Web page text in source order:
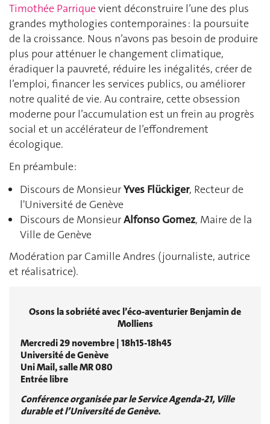
Timothée Parriquevient déconstruire l’une des plus
grandes mythologies contemporaines : la poursuite
de la croissance. Nous n’avons pas besoin de produire
plus pour atténuer le changement climatique,
éradiquer la pauvreté, réduire les inégalités, créer de
l’emploi, financer les services publics, ou améliorer
notre qualité de vie. Au contraire, cette obsession
moderne pour l’accumulation est un frein au progrès
social et un accélérateur de l’effondrement
écologique.
En préambule:
Discours de MonsieurYves Flückiger, Recteur de
l'Université de Genève
Discours de MonsieurAlfonso Gomez, Maire de la
Ville de Genève
Modération par Camille Andres (journaliste, autrice
et réalisatrice).
Osons la sobriété avec l’éco-aventurier Benjamin de
Molliens
Mercredi 29 novembre | 18h15-18h45
Université de Genève
Uni Mail, salle MR 080
Entrée libre
Conférence organisée par le Service Agenda-21, Ville
durable et l’Université de Genève.